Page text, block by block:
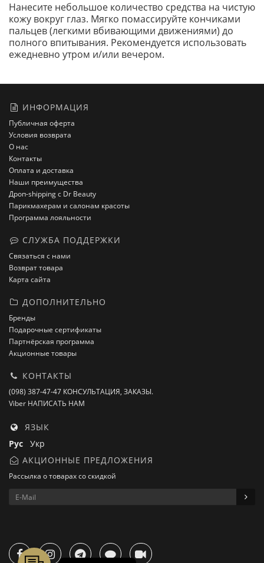
Нанесите небольшое количество средства на чистую
кожу вокруг глаз. Мягко помассируйте кончиками
пальцев (легкими вбивающими движениями) до
полного впитывания. Рекомендуется использовать
ежедневно утром и/или вечером.
ИНФОРМАЦИЯ
Публичная оферта
Условия возврата
О нас
Контакты
Оплата и доставка
Наши преимущества
Дроп-shipping с Dr Beauty
Парикмахерам и салонам красоты
Программа лояльности
СЛУЖБА ПОДДЕРЖКИ
Связаться с нами
Возврат товара
Карта сайта
ДОПОЛНИТЕЛЬНО
Бренды
Подарочные сертификаты
Партнёрская программа
Акционные товары
КОНТАКТЫ
(098) 387-47-47 КОНСУЛЬТАЦИЯ, ЗАКАЗЫ.
Viber НАПИСАТЬ НАМ
ЯЗЫК
Рус Укр
АКЦИОННЫЕ ПРЕДЛОЖЕНИЯ
Рассылка о товарах со скидкой